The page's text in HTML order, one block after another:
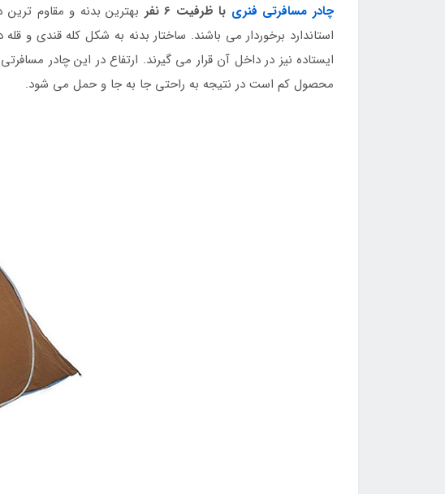
چادر مسافرتی فنری با ظرفیت 6 نفر
بهترین بدنه و مقاوم
استاندارد برخوردار می باشند. ساختار بدنه به شکل کله قندی و
محصول کم است در نتیجه به راحتی جا به جا و حمل می شود.